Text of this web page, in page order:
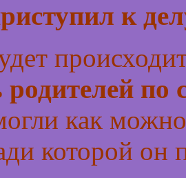
к
по
как
которой он